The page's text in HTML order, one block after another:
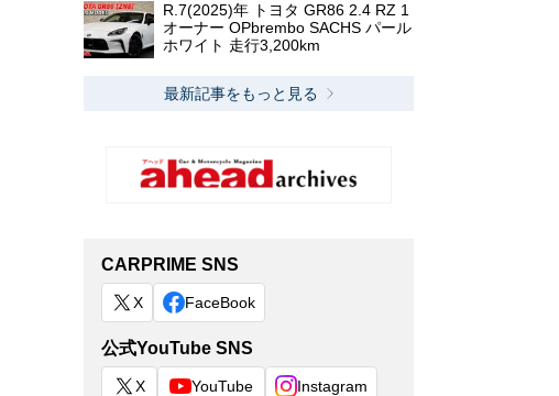
R.7(2025)年 トヨタ GR86 2.4 RZ 1
オーナー OPbrembo SACHS パール
ホワイト 走行3,200km
最新記事をもっと見る
CARPRIME SNS
X FaceBook
公式YouTube SNS
X YouTube Instagram